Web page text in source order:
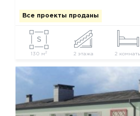
Все проекты проданы
130 м 2 2 этажа 2